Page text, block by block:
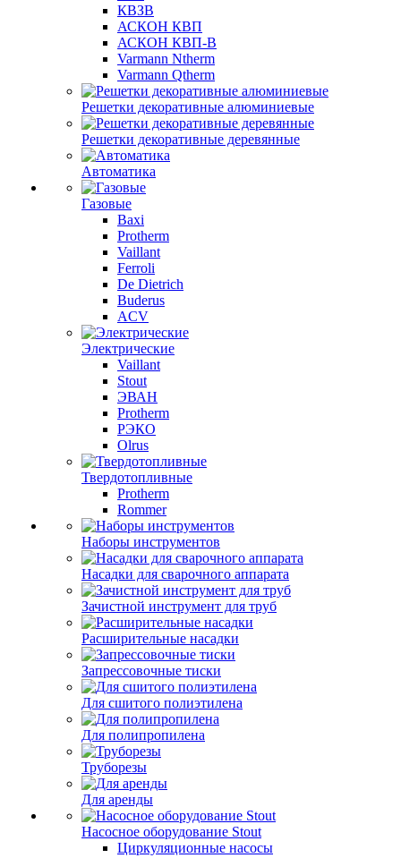
КВЗВ
АСКОН КВП
АСКОН КВП-В
Varmann Ntherm
Varmann Qtherm
Решетки декоративные алюминиевые
Решетки декоративные деревянные
Автоматика
Газовые
Baxi
Protherm
Vaillant
Ferroli
De Dietrich
Buderus
ACV
Электрические
Vaillant
Stout
ЭВАН
Protherm
РЭКО
Olrus
Твердотопливные
Protherm
Rommer
Наборы инструментов
Насадки для сварочного аппарата
Зачистной инструмент для труб
Расширительные насадки
Запрессовочные тиски
Для сшитого полиэтилена
Для полипропилена
Труборезы
Для аренды
Насосное оборудование Stout
Циркуляционные насосы